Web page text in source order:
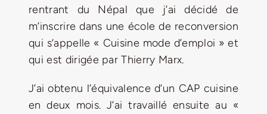
rentrant du Népal que j’ai décidé de
m’inscrire dans une école de reconversion
qui s’appelle « Cuisine mode d’emploi » et
qui est dirigée par Thierry Marx.
J’ai obtenu l’équivalence d’un CAP cuisine
en deux mois. J’ai travaillé ensuite au «